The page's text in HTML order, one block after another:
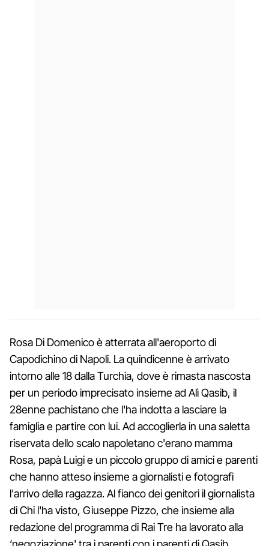
Rosa Di Domenico è atterrata all'aeroporto di
Capodichino di Napoli. La quindicenne è arrivato
intorno alle 18 dalla Turchia, dove è rimasta nascosta
per un periodo imprecisato insieme ad Alì Qasib, il
28enne pachistano che l'ha indotta a lasciare la
famiglia e partire con lui. Ad accoglierla in una saletta
riservata dello scalo napoletano c'erano mamma
Rosa, papà Luigi e un piccolo gruppo di amici e parenti
che hanno atteso insieme a giornalisti e fotografi
l'arrivo della ragazza. Al fianco dei genitori il giornalista
di Chi l'ha visto, Giuseppe Pizzo, che insieme alla
redazione del programma di Rai Tre ha lavorato alla